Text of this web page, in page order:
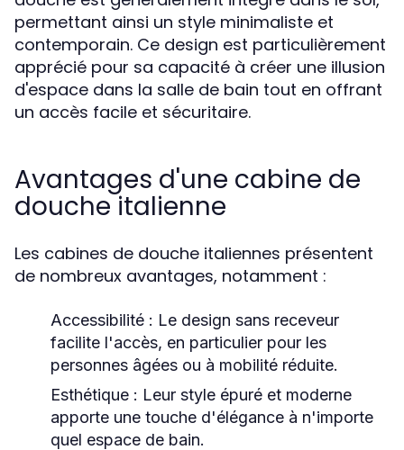
permettant ainsi un style minimaliste et
contemporain. Ce design est particulièrement
apprécié pour sa capacité à créer une illusion
d'espace dans la salle de bain tout en offrant
un accès facile et sécuritaire.
Avantages d'une cabine de
douche italienne
Les cabines de douche italiennes présentent
de nombreux avantages, notamment :
Accessibilité : Le design sans receveur
facilite l'accès, en particulier pour les
personnes âgées ou à mobilité réduite.
Esthétique : Leur style épuré et moderne
apporte une touche d'élégance à n'importe
quel espace de bain.